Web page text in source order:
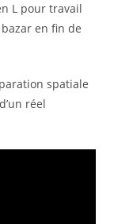
L pour travail
en fin de
spatiale
réel